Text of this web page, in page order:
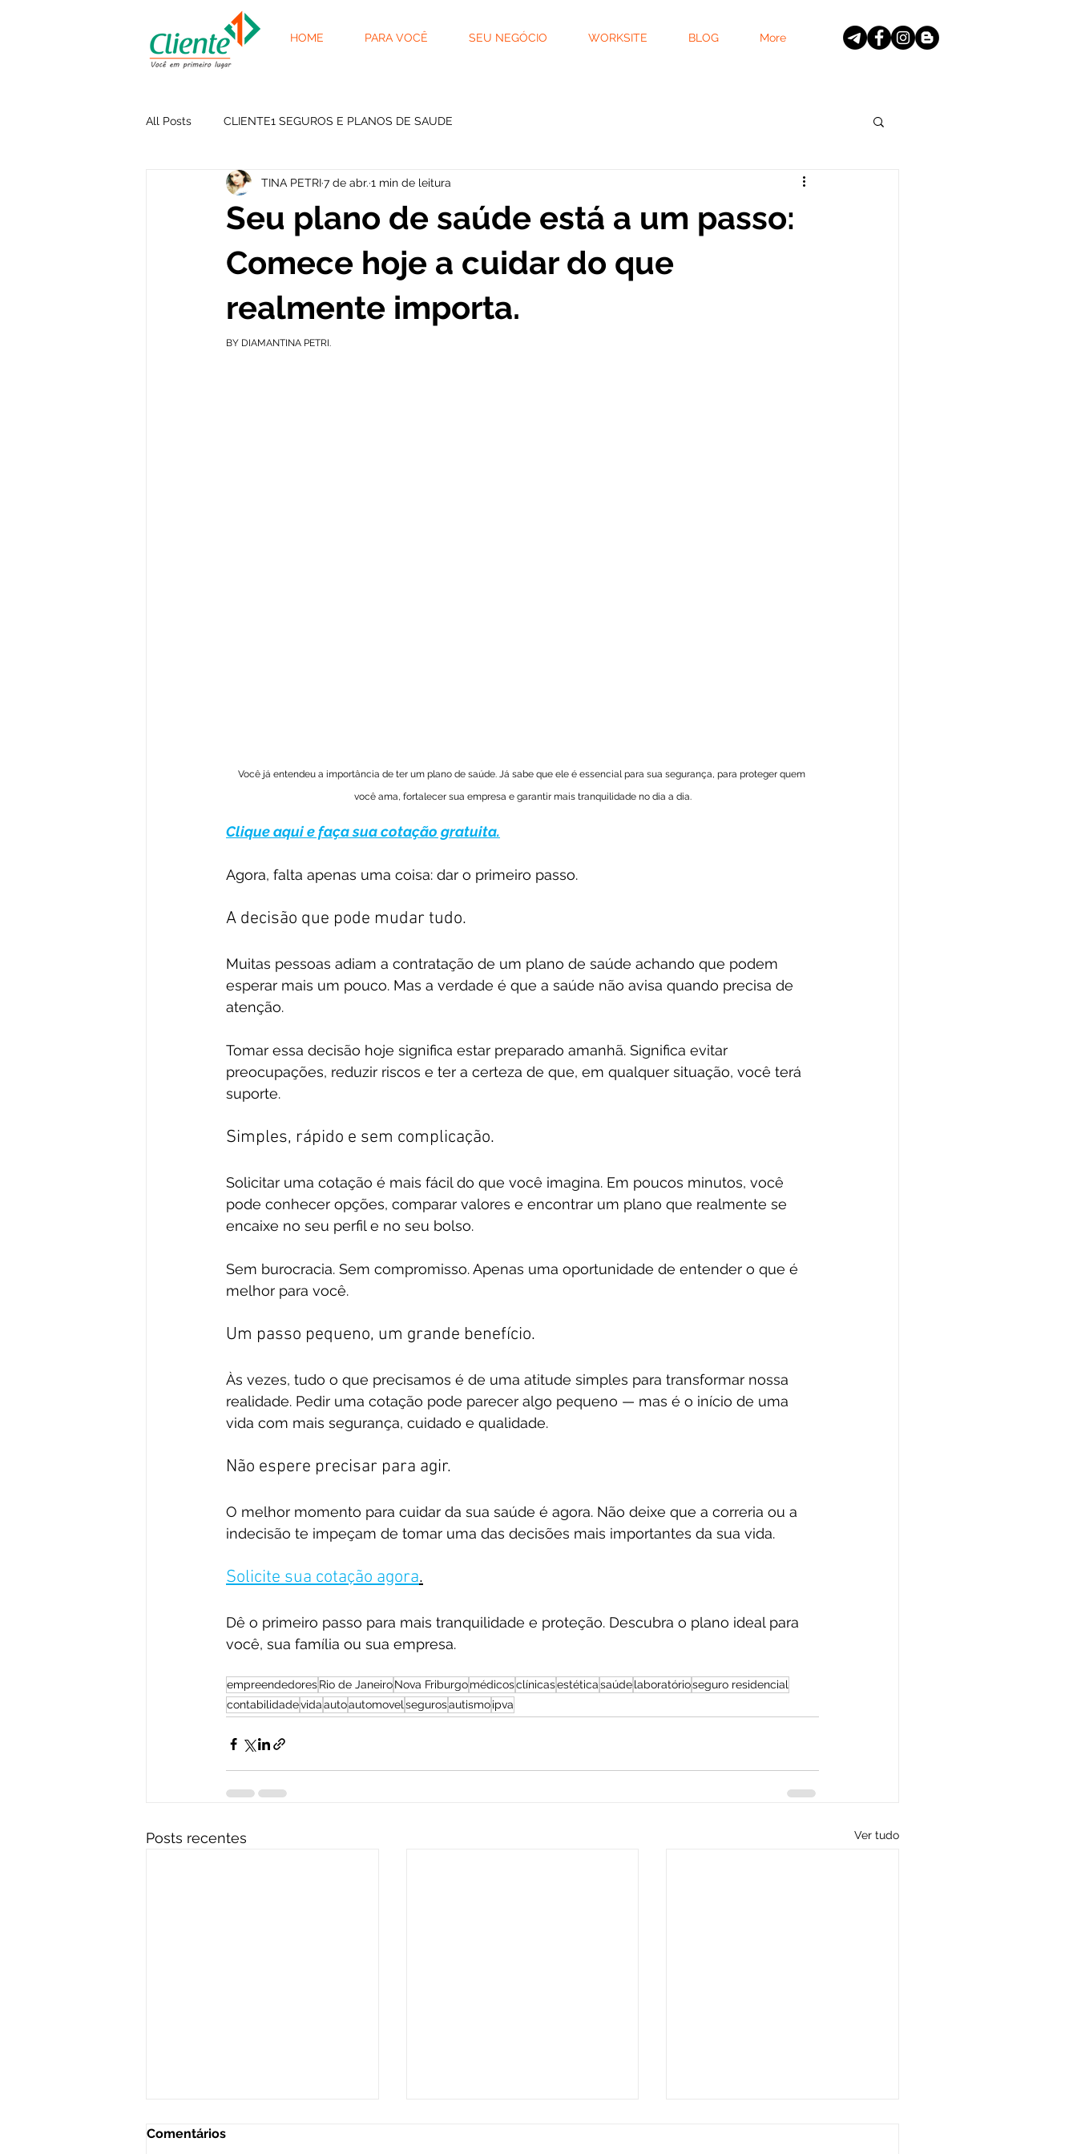
HOME PARA VOCÊ SEU NEGÓCIO WORKSITE BLOG More
All Posts CLIENTE1 SEGUROS E PLANOS DE SAUDE
Seu plano de saúde está a um passo:
Comece hoje a cuidar do que
realmente importa.
TINA PETRI7 de abr. 1 min de leitura
BY DIAMANTINA PETRI.
Você já entendeu a importância de ter um plano de saúde. Já sabe que ele é essencial para sua segurança, para proteger quem
você ama, fortalecer sua empresa e garantir mais tranquilidade no dia a dia.
Clique aqui e faça sua cotação gratuita.
Agora, falta apenas uma coisa: dar o primeiro passo.
A decisão que pode mudar tudo.
Muitas pessoas adiam a contratação de um plano de saúde achando que podem
esperar mais um pouco. Mas a verdade é que a saúde não avisa quando precisa de
atenção.
Tomar essa decisão hoje significa estar preparado amanhã. Significa evitar
preocupações, reduzir riscos e ter a certeza de que, em qualquer situação, você terá
suporte.
Simples, rápido e sem complicação.
Solicitar uma cotação é mais fácil do que você imagina. Em poucos minutos, você
pode conhecer opções, comparar valores e encontrar um plano que realmente se
encaixe no seu perfil e no seu bolso.
Sem burocracia. Sem compromisso. Apenas uma oportunidade de entender o que é
melhor para você.
Um passo pequeno, um grande benefício.
Às vezes, tudo o que precisamos é de uma atitude simples para transformar nossa
realidade. Pedir uma cotação pode parecer algo pequeno — mas é o início de uma
vida com mais segurança, cuidado e qualidade.
Não espere precisar para agir.
O melhor momento para cuidar da sua saúde é agora. Não deixe que a correria ou a
indecisão te impeçam de tomar uma das decisões mais importantes da sua vida.
Solicite sua cotação agora.
Dê o primeiro passo para mais tranquilidade e proteção. Descubra o plano ideal para
você, sua família ou sua empresa.
empreendedoresRio de JaneiroNova Friburgomédicosclínicasestéticasaúdelaboratórioseguro residencial
contabilidadevidaautoautomovel segurosautismoipva
Posts recentes Ver tudo
Comentários